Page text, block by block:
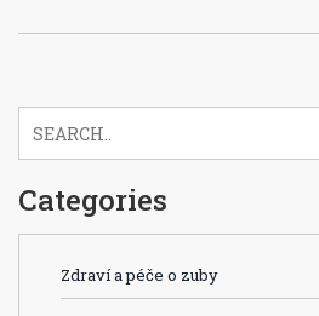
Categories
Zdraví a péče o zuby